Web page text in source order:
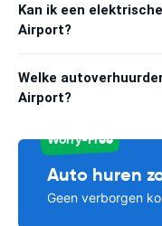
Kan ik een
Airport?
Welke
Airport?
Worry-Free
Auto huren
Geen verborgen